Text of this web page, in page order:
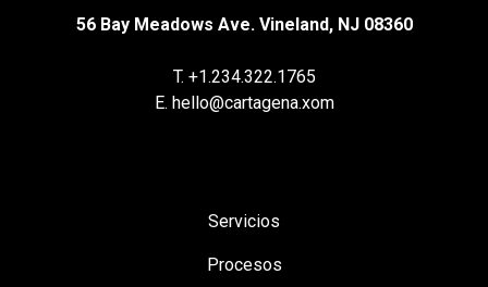
56 Bay Meadows Ave. Vineland, NJ 08360
T. +1.234.322.1765
E. hello@cartagena.xom
Servicios
Procesos